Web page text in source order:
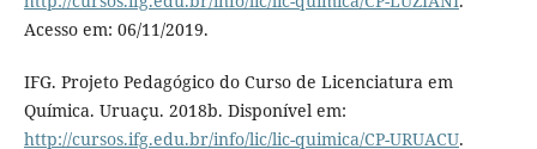
Acesso em: 06/11/2019.
IFG. Projeto Pedagógico do Curso de Licenciatura em
Química. Uruaçu. 2018b. Disponível em:
http://cursos.ifg.edu.br/info/lic/lic-quimica/CP-URUACU.